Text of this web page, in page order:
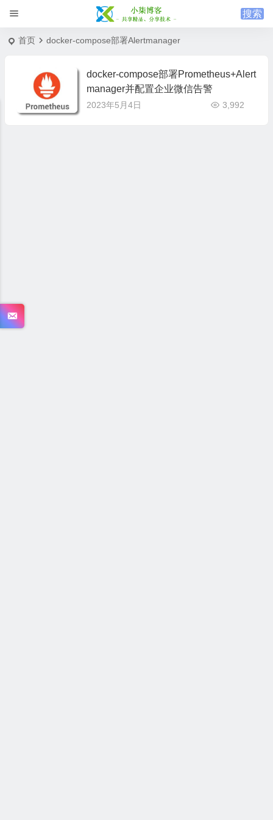
首页 docker-compose部署Alertmanager
docker-compose部署Prometheus+Alert
manager并配置企业微信告警
2023年5月4日 3,992